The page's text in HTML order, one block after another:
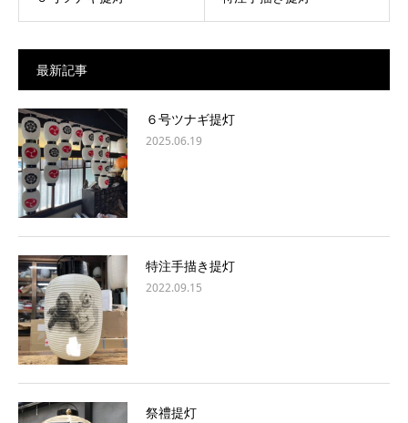
最新記事
６号ツナギ提灯
2025.06.19
特注手描き提灯
2022.09.15
祭禮提灯